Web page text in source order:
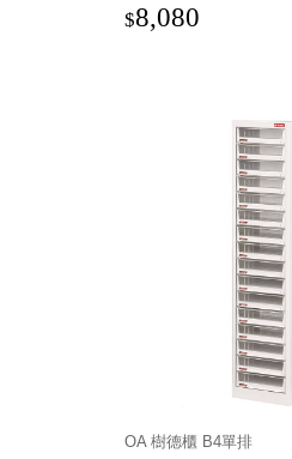
$8,080
OA 樹德櫃 B4單排